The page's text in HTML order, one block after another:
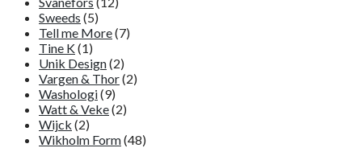
Sweeds (5)
Tell me More(7)
Tine K(1)
Unik Design(2)
Vargen & Thor(2)
Washologi(9)
Watt & Veke(2)
Wijck (2)
Wikholm Form(48)